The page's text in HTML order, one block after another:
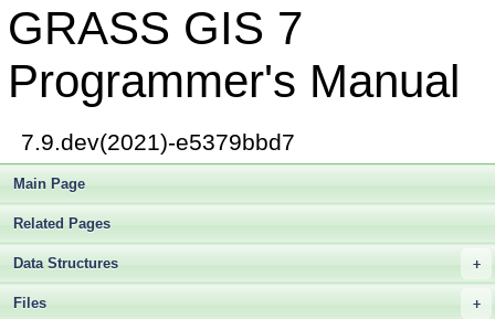
GRASS GIS 7
Programmer's Manual
7.9.dev(2021)-e5379bbd7
Main Page
Related Pages
+
Data Structures
+
Files
► gis/datum.c
► proj/datum.c
► dbcolumns.c
dbfopen.c
dbmi.h
defs/dbmi.h
► dbmscap.c
► dbstubs.h
► dcmp.c
► debug.c
► db/dbmi_base/default_name.c